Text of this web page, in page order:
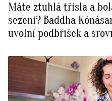
Máte ztuhlá třísla a
sezení? Baddha
uvolní podbřišek a